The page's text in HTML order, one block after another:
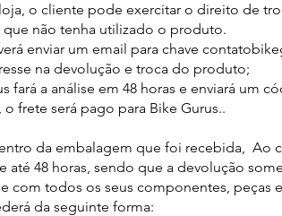
o cliente pode exercitar o direito de
não tenha utilizado o produto.
enviar um email para chave
na devolução e troca do produto;
a análise em 48 horas e enviará um
frete será pago para Bike Gurus..
da embalagem que foi recebida, Ao
48 horas, sendo que a devolução
com todos os seus componentes, peças
da seguinte forma: